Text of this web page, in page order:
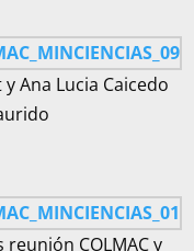
Ana Lucia Caicedo
COLMAC y